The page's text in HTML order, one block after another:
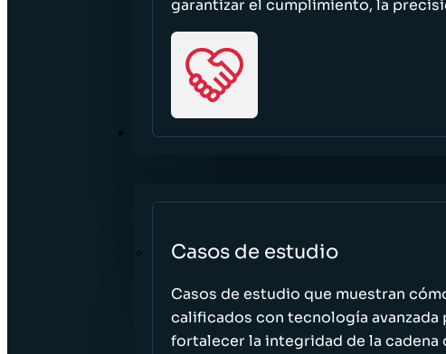
garantizar el cumplimiento, la
RECURSOS
Casos de estudio
Casos de estudio que muestran
calificados con tecnología
fortalecer la integridad de la